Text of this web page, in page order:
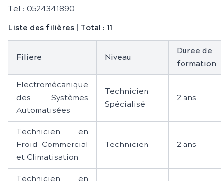
Tel : 0524341890
Liste des filières | Total : 11
Filiere Niveau
Duree de
formation
Electromécanique
des Systèmes
Automatisées
Technicien
Spécialisé
2 ans
Technicien en
Froid Commercial
et Climatisation
Technicien 2 ans
Technicien en